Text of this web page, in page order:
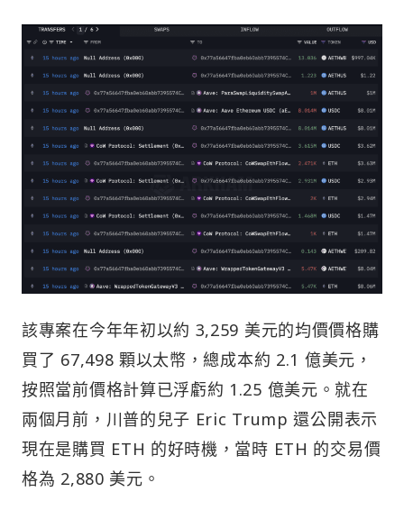
該專案在今年年初以約 3,259 美元的均價價格購
買了 67,498 顆以太幣，總成本約 2.1 億美元，
按照當前價格計算已浮虧約 1.25 億美元。就在
兩個月前，川普的兒子 Eric Trump 還公開表示
現在是購買 ETH 的好時機，當時 ETH 的交易價
格為 2,880 美元。